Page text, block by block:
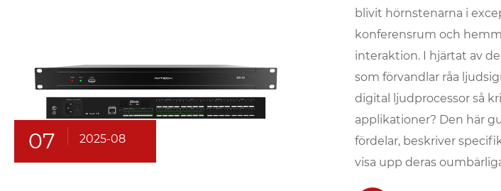
07 2025-08
blivit hörnstenarna i
konferensrum och
interaktion. I hjärtat av
som förvandlar råa
digital ljudprocessor så
applikationer? Den här
fördelar, beskriver
visa upp deras